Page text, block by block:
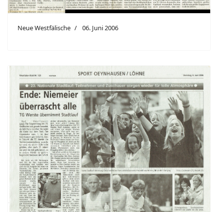
Neue Westfälische 06. Juni 2006